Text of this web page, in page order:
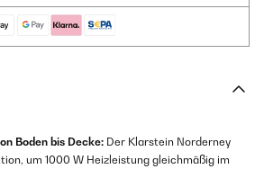
Boden bis Decke: Der Klarstein Norderney
um 1000 W Heizleistung gleichmäßig im